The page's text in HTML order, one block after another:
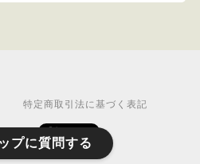
特定商取引法に基づく表記
プに質問する